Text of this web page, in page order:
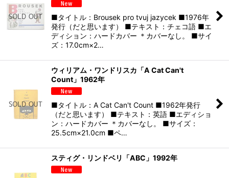
■タイトル：Brousek pro tvuj jazycek ■1976年
発行（だと思います） ■テキスト：チェコ語 ■エ
ディション：ハードカバー ＊カバーなし。 ■サイ
ズ：17.0cm×2…
ウィリアム・ワンドリスカ「A Cat Can't
Count」1962年
■タイトル：A Cat Can't Count ■1962年発行
（だと思います） ■テキスト：英語 ■エディショ
ン：ハードカバー ＊カバーなし。 ■サイズ：
25.5cm×21.0cm ■ペ…
スティグ・リンドベリ「ABC」1992年